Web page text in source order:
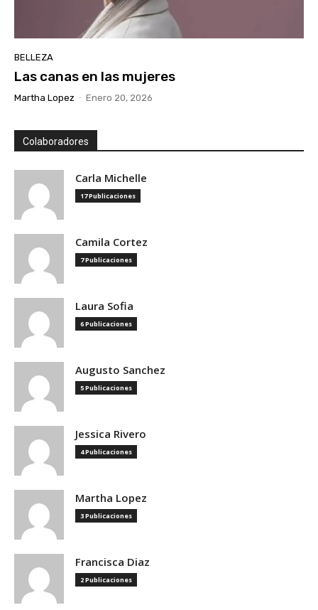
BELLEZA
Las canas en las mujeres
Martha Lopez - Enero 20, 2026
Colaboradores
Carla Michelle
17 Publicaciones
Camila Cortez
7 Publicaciones
Laura Sofia
6 Publicaciones
Augusto Sanchez
5 Publicaciones
Jessica Rivero
4 Publicaciones
Martha Lopez
3 Publicaciones
Francisca Diaz
2 Publicaciones